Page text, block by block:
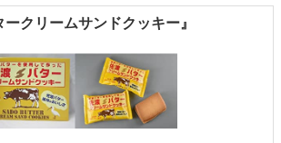
クリームサンドクッキー』